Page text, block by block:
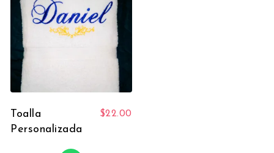
Toalla
Personalizada
$22.00